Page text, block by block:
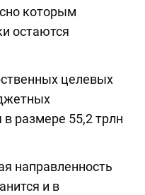
которым
остаются
целевых
размере 55,2 трлн
направленность
и в